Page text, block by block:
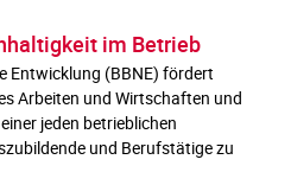
im Betrieb
Entwicklung (BBNE) fördert
Arbeiten und Wirtschaften und
jeden betrieblichen
und Berufstätige zu